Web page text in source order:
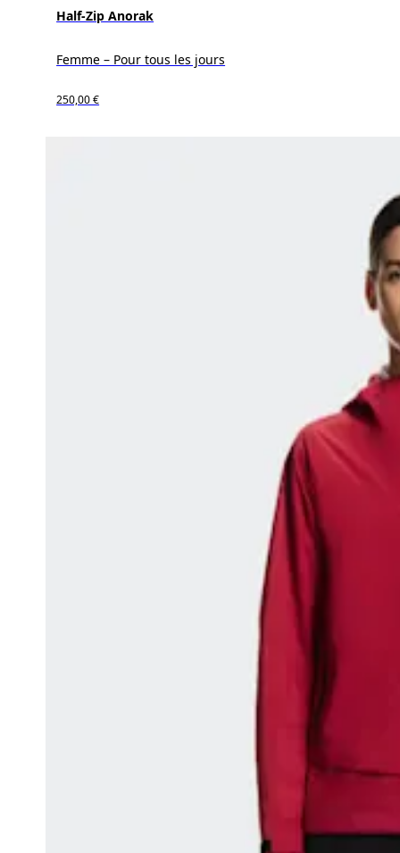
Half-Zip Anorak
Femme – Pour tous les jours
250,00 €